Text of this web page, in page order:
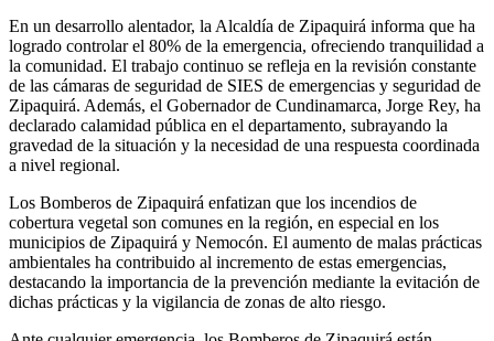
En un desarrollo alentador, la Alcaldía de Zipaquirá informa que ha
logrado controlar el 80% de la emergencia, ofreciendo tranquilidad a
la comunidad. El trabajo continuo se refleja en la revisión constante
de las cámaras de seguridad de SIES de emergencias y seguridad de
Zipaquirá. Además, el Gobernador de Cundinamarca, Jorge Rey, ha
declarado calamidad pública en el departamento, subrayando la
gravedad de la situación y la necesidad de una respuesta coordinada
a nivel regional.
Los Bomberos de Zipaquirá enfatizan que los incendios de
cobertura vegetal son comunes en la región, en especial en los
municipios de Zipaquirá y Nemocón. El aumento de malas prácticas
ambientales ha contribuido al incremento de estas emergencias,
destacando la importancia de la prevención mediante la evitación de
dichas prácticas y la vigilancia de zonas de alto riesgo.